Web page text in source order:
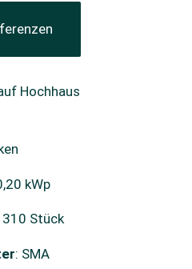
Hochhaus
kWp
310 Stück
: SMA